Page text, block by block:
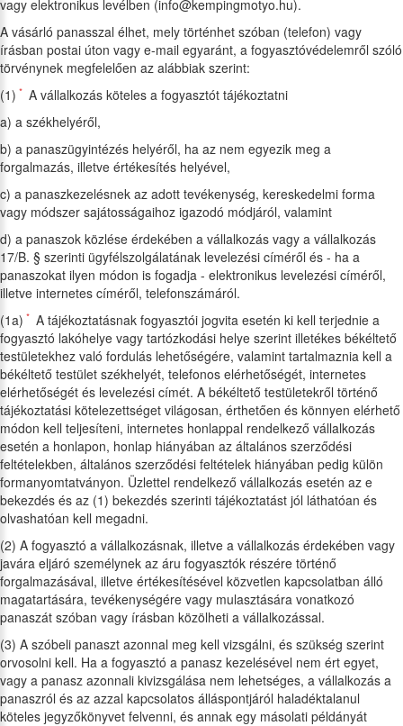
vagy elektronikus levélben (info@kempingmotyo.hu).
A vásárló panasszal élhet, mely történhet szóban (telefon) vagy
írásban postai úton vagy e-mail egyaránt, a fogyasztóvédelemről szóló
törvénynek megfelelően az alábbiak szerint:
(1) * A vállalkozás köteles a fogyasztót tájékoztatni
a) a székhelyéről,
b) a panaszügyintézés helyéről, ha az nem egyezik meg a
forgalmazás, illetve értékesítés helyével,
c) a panaszkezelésnek az adott tevékenység, kereskedelmi forma
vagy módszer sajátosságaihoz igazodó módjáról, valamint
d) a panaszok közlése érdekében a vállalkozás vagy a vállalkozás
17/B. § szerinti ügyfélszolgálatának levelezési címéről és - ha a
panaszokat ilyen módon is fogadja - elektronikus levelezési címéről,
illetve internetes címéről, telefonszámáról.
(1a) * A tájékoztatásnak fogyasztói jogvita esetén ki kell terjednie a
fogyasztó lakóhelye vagy tartózkodási helye szerint illetékes békéltető
testületekhez való fordulás lehetőségére, valamint tartalmaznia kell a
békéltető testület székhelyét, telefonos elérhetőségét, internetes
elérhetőségét és levelezési címét. A békéltető testületekről történő
tájékoztatási kötelezettséget világosan, érthetően és könnyen elérhető
módon kell teljesíteni, internetes honlappal rendelkező vállalkozás
esetén a honlapon, honlap hiányában az általános szerződési
feltételekben, általános szerződési feltételek hiányában pedig külön
formanyomtatványon. Üzlettel rendelkező vállalkozás esetén az e
bekezdés és az (1) bekezdés szerinti tájékoztatást jól láthatóan és
olvashatóan kell megadni.
(2) A fogyasztó a vállalkozásnak, illetve a vállalkozás érdekében vagy
javára eljáró személynek az áru fogyasztók részére történő
forgalmazásával, illetve értékesítésével közvetlen kapcsolatban álló
magatartására, tevékenységére vagy mulasztására vonatkozó
panaszát szóban vagy írásban közölheti a vállalkozással.
(3) A szóbeli panaszt azonnal meg kell vizsgálni, és szükség szerint
orvosolni kell. Ha a fogyasztó a panasz kezelésével nem ért egyet,
vagy a panasz azonnali kivizsgálása nem lehetséges, a vállalkozás a
panaszról és az azzal kapcsolatos álláspontjáról haladéktalanul
köteles jegyzőkönyvet felvenni, és annak egy másolati példányát